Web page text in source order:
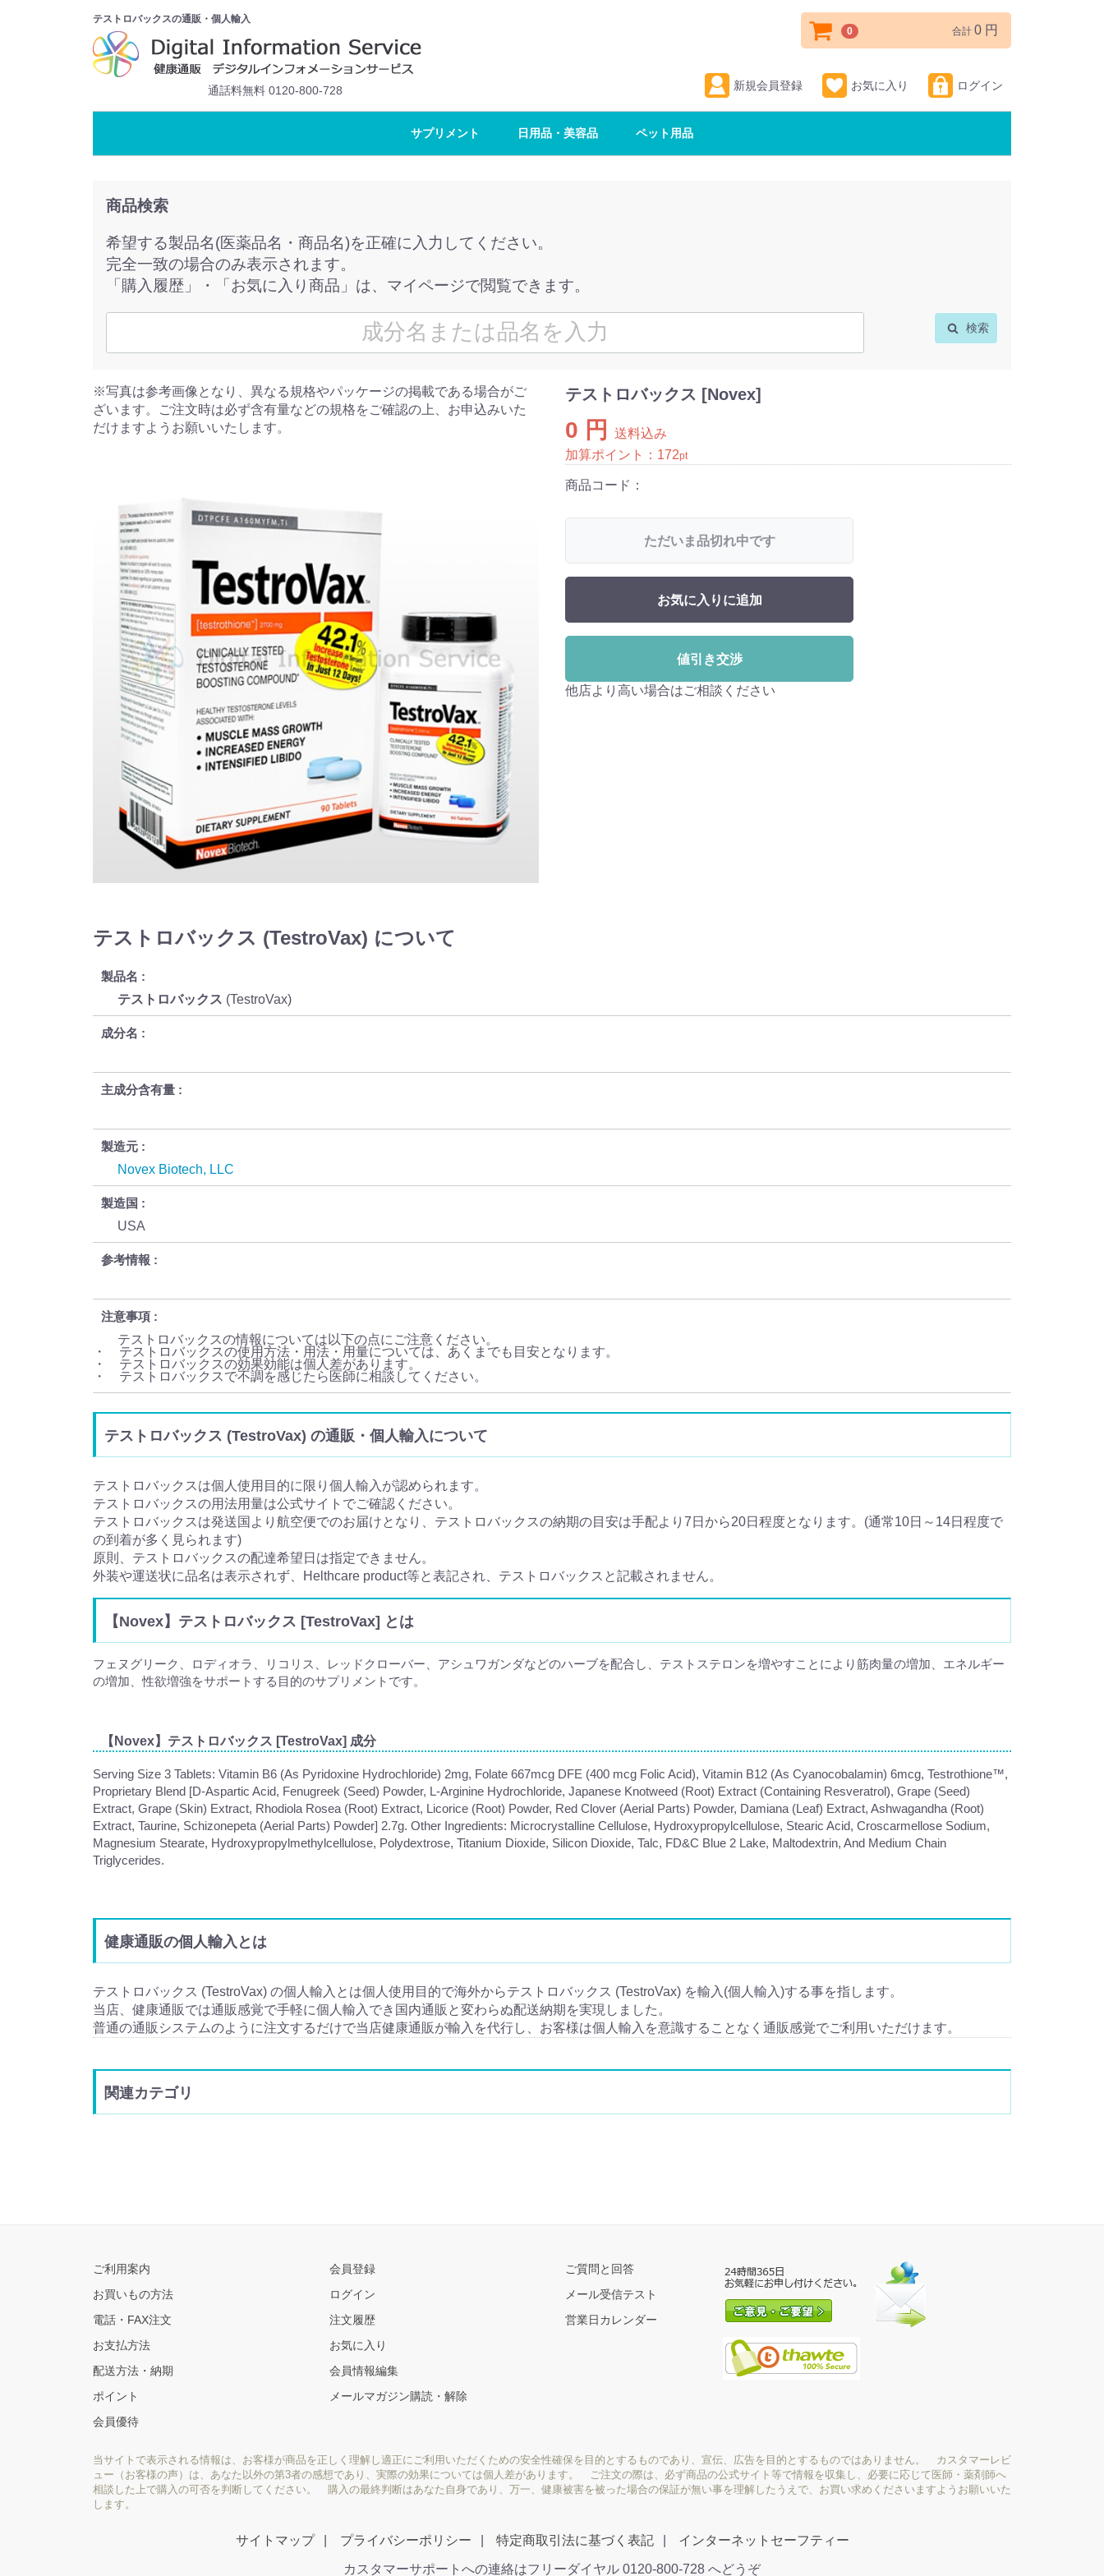
テストロバックスの通販・個人輸入
通話料無料 0120-800-728 新規会員登録 お気に入り ログイン
0 合計 0 円
サプリメント 日用品・美容品 ペット用品
商品検索
希望する製品名(医薬品名・商品名)を正確に入力してください。
完全一致の場合のみ表示されます。
「購入履歴」・「お気に入り商品」は、マイページで閲覧できます。
検索
※写真は参考画像となり、異なる規格やパッケージの掲載である場合がご
ざいます。ご注文時は必ず含有量などの規格をご確認の上、お申込みいた
だけますようお願いいたします。
テストロバックス [Novex]
0 円
送料込み
加算ポイント： 172pt
商品コード：
ただいま品切れ中です
お気に入りに追加
値引き交渉
他店より高い場合はご相談ください
テストロバックス (TestroVax) について
製品名
テストロバックス (TestroVax)
成分名
主成分含有量
製造元
Novex Biotech, LLC
製造国
USA
参考情報
注意事項
テストロバックスの情報については以下の点にご注意ください。
・ テストロバックスの使用方法・用法・用量については、あくまでも目安となります。
・ テストロバックスの効果効能は個人差があります。
・ テストロバックスで不調を感じたら医師に相談してください。
テストロバックス (TestroVax) の通販・個人輸入について
テストロバックスは個人使用目的に限り個人輸入が認められます。
テストロバックスの用法用量は公式サイトでご確認ください。
テストロバックスは発送国より航空便でのお届けとなり、テストロバックスの納期の目安は手配より7日から20日程度となります。(通常10日～14日程度で
の到着が多く見られます)
原則、テストロバックスの配達希望日は指定できません。
外装や運送状に品名は表示されず、Helthcare product等と表記され、テストロバックスと記載されません。
【Novex】テストロバックス [TestroVax] とは
フェヌグリーク、ロディオラ、リコリス、レッドクローバー、アシュワガンダなどのハーブを配合し、テストステロンを増やすことにより筋肉量の増加、エネルギー
の増加、性欲増強をサポートする目的のサプリメントです。
【Novex】テストロバックス [TestroVax] 成分
Serving Size 3 Tablets: Vitamin B6 (As Pyridoxine Hydrochloride) 2mg, Folate 667mcg DFE (400 mcg Folic Acid), Vitamin B12 (As Cyanocobalamin) 6mcg, Testrothione™,
Proprietary Blend [D-Aspartic Acid, Fenugreek (Seed) Powder, L-Arginine Hydrochloride, Japanese Knotweed (Root) Extract (Containing Resveratrol), Grape (Seed)
Extract, Grape (Skin) Extract, Rhodiola Rosea (Root) Extract, Licorice (Root) Powder, Red Clover (Aerial Parts) Powder, Damiana (Leaf) Extract, Ashwagandha (Root)
Extract, Taurine, Schizonepeta (Aerial Parts) Powder] 2.7g. Other Ingredients: Microcrystalline Cellulose, Hydroxypropylcellulose, Stearic Acid, Croscarmellose Sodium,
Magnesium Stearate, Hydroxypropylmethylcellulose, Polydextrose, Titanium Dioxide, Silicon Dioxide, Talc, FD&C Blue 2 Lake, Maltodextrin, And Medium Chain
Triglycerides.
健康通販の個人輸入とは
テストロバックス (TestroVax) の個人輸入とは個人使用目的で海外からテストロバックス (TestroVax) を輸入(個人輸入)する事を指します。
当店、健康通販では通販感覚で手軽に個人輸入でき国内通販と変わらぬ配送納期を実現しました。
普通の通販システムのように注文するだけで当店健康通販が輸入を代行し、お客様は個人輸入を意識することなく通販感覚でご利用いただけます。
関連カテゴリ
ご利用案内
お買いもの方法
電話・FAX注文
お支払方法
配送方法・納期
ポイント
会員優待
会員登録
ログイン
注文履歴
お気に入り
会員情報編集
メールマガジン購読・解除
ご質問と回答
メール受信テスト
営業日カレンダー
当サイトで表示される情報は、お客様が商品を正しく理解し適正にご利用いただくための安全性確保を目的とするものであり、宣伝、広告を目的とするものではありません。 カスタマーレビ
ュー（お客様の声）は、あなた以外の第3者の感想であり、実際の効果については個人差があります。 ご注文の際は、必ず商品の公式サイト等で情報を収集し、必要に応じて医師・薬剤師へ
相談した上で購入の可否を判断してください。 購入の最終判断はあなた自身であり、万一、健康被害を被った場合の保証が無い事を理解したうえで、お買い求めくださいますようお願いいた
します。
サイトマップ プライバシーポリシー 特定商取引法に基づく表記 インターネットセーフティー
カスタマーサポートへの連絡はフリーダイヤル 0120-800-728 へどうぞ